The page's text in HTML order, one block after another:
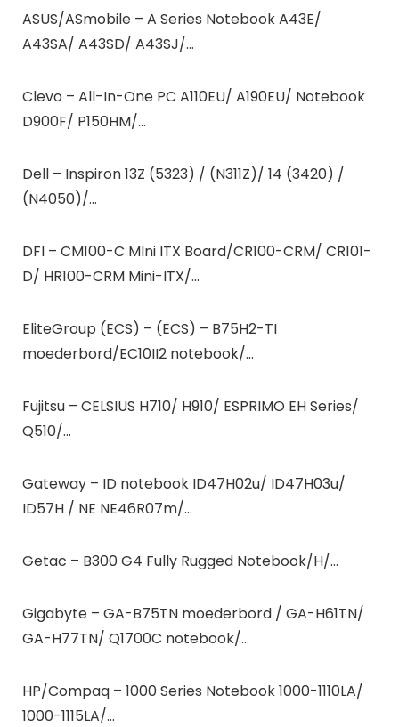
ASUS/ASmobile – A Series Notebook A43E/
A43SA/ A43SD/ A43SJ/…
Clevo – All-In-One PC A110EU/ A190EU/ Notebook
D900F/ P150HM/…
Dell – Inspiron 13Z (5323) / (N311Z)/ 14 (3420) /
(N4050)/…
DFI – CM100-C MIni ITX Board/CR100-CRM/ CR101-
D/ HR100-CRM Mini-ITX/…
EliteGroup (ECS) – (ECS) – B75H2-TI
moederbord/EC10II2 notebook/…
Fujitsu – CELSIUS H710/ H910/ ESPRIMO EH Series/
Q510/…
Gateway – ID notebook ID47H02u/ ID47H03u/
ID57H / NE NE46R07m/…
Getac – B300 G4 Fully Rugged Notebook/H/…
Gigabyte – GA-B75TN moederbord / GA-H61TN/
GA-H77TN/ Q1700C notebook/…
HP/Compaq – 1000 Series Notebook 1000-1110LA/
1000-1115LA/…